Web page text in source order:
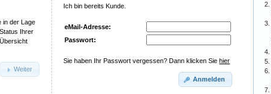
in der Lage
Ihrer
Weiter
Ich bin bereits Kunde.
eMail-Adresse:
Passwort:
Sie haben Ihr Passwort vergessen? Dann klicken Siehier
Anmelden